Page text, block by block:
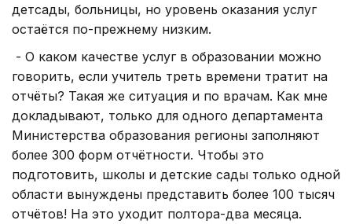
детсады, больницы, но уровень оказания услуг
остаётся по-прежнему низким.
- О каком качестве услуг в образовании можно
говорить, если учитель треть времени тратит на
отчёты? Такая же ситуация и по врачам. Как мне
докладывают, только для одного департамента
Министерства образования регионы заполняют
более 300 форм отчётности. Чтобы это
подготовить, школы и детские сады только одной
области вынуждены представить более 100 тысяч
отчётов! На это уходит полтора-два месяца.